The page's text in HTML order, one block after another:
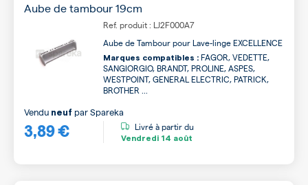
Aube de tambour 19cm
Ref. produit : LJ2F000A7
Aube de Tambour pour Lave-linge EXCELLENCE
Marques compatibles : FAGOR, VEDETTE,
SANGIORGIO, BRANDT, PROLINE, ASPES,
WESTPOINT, GENERAL ELECTRIC, PATRICK,
BROTHER ...
3,89 €
Vendu neuf parSpareka
Livré à partir du
Vendredi 14 août